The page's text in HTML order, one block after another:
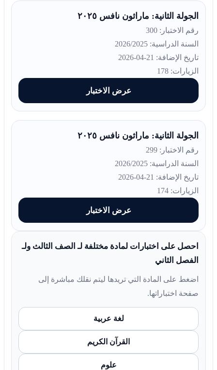
الجولة الثانية: ماراثون نافس ٢٠٢٥
رقم الاختبار: 300
السنة الدراسية: 2026/2025
تاريخ الإضافة: 21-04-2026
الزيارات: 178
عرض الاختبار
الجولة الثانية: ماراثون نافس ٢٠٢٥
رقم الاختبار: 299
السنة الدراسية: 2026/2025
تاريخ الإضافة: 21-04-2026
الزيارات: 174
عرض الاختبار
احصل على اختبارات لمادة مختلفة لـ الصف الثالث ولـ
الفصل الثاني
اضغط على المادة التي تريدها ليتم نقلك مباشرة إلى
صفحة اختباراتها.
لغة عربية
القرآن الكريم
علوم